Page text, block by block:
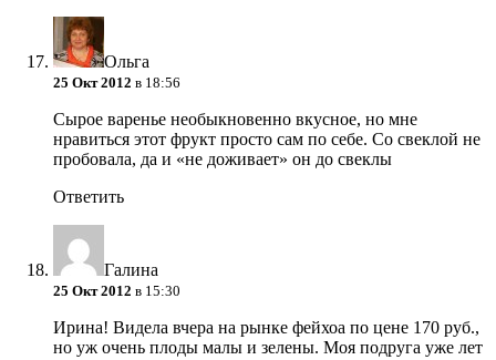
Ольга
25 Окт 2012 в 18:56
Сырое варенье необыкновенно вкусное, но мне
нравиться этот фрукт просто сам по себе. Со свеклой не
пробовала, да и «не доживает» он до свеклы
Ответить
Галина
25 Окт 2012 в 15:30
Ирина! Видела вчера на рынке фейхоа по цене 170 руб.,
но уж очень плоды малы и зелены. Моя подруга уже лет